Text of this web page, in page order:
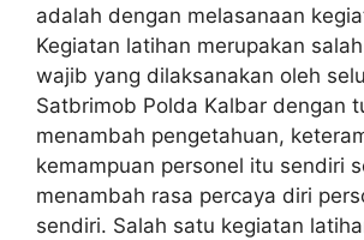
adalah dengan melasanaan
Kegiatan latihan merupakan
wajib yang dilaksanakan oleh
Satbrimob Polda Kalbar dengan
menambah pengetahuan,
kemampuan personel itu sendiri
menambah rasa percaya diri
sendiri. Salah satu kegiatan